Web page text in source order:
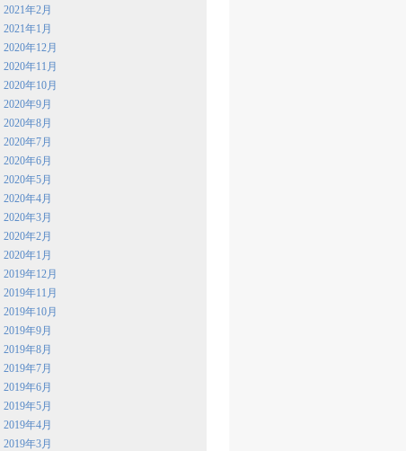
2021年2月
2021年1月
2020年12月
2020年11月
2020年10月
2020年9月
2020年8月
2020年7月
2020年6月
2020年5月
2020年4月
2020年3月
2020年2月
2020年1月
2019年12月
2019年11月
2019年10月
2019年9月
2019年8月
2019年7月
2019年6月
2019年5月
2019年4月
2019年3月